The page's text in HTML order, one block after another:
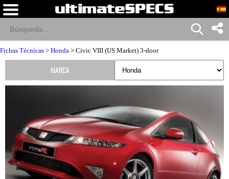
Fichas Técnicas > Honda > Civic VIII (US Market) 3-door
MARCA